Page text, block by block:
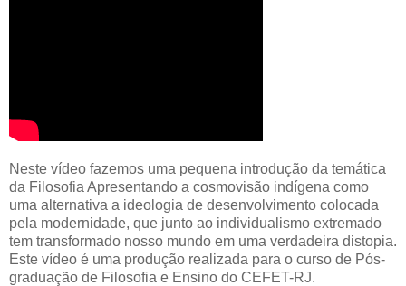
Neste vídeo fazemos uma pequena introdução da temática
da Filosofia Apresentando a cosmovisão indígena como
uma alternativa a ideologia de desenvolvimento colocada
pela modernidade, que junto ao individualismo extremado
tem transformado nosso mundo em uma verdadeira distopia.
Este vídeo é uma produção realizada para o curso de Pós-
graduação de Filosofia e Ensino do CEFET-RJ.